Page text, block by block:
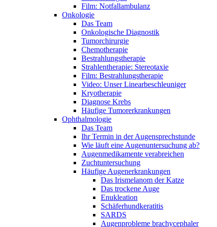
Film: Notfallambulanz
Onkologie
Das Team
Onkologische Diagnostik
Tumorchirurgie
Chemotherapie
Bestrahlungstherapie
Strahlentherapie: Stereotaxie
Film: Bestrahlungstherapie
Video: Unser Linearbeschleuniger
Kryotherapie
Diagnose Krebs
Häufige Tumorerkrankungen
Ophthalmologie
Das Team
Ihr Termin in der Augensprechstunde
Wie läuft eine Augenuntersuchung ab?
Augenmedikamente verabreichen
Zuchtuntersuchung
Häufige Augenerkrankungen
Das Irismelanom der Katze
Das trockene Auge
Enukleation
Schäferhundkeratitis
SARDS
Augenprobleme brachycephaler